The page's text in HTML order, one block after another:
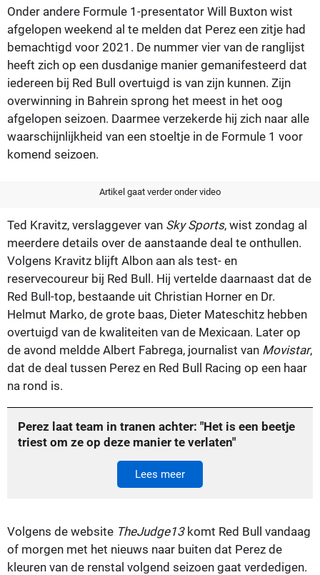
Onder andere Formule 1-presentator Will Buxton wist
afgelopen weekend al te melden dat Perez een zitje had
bemachtigd voor 2021. De nummer vier van de ranglijst
heeft zich op een dusdanige manier gemanifesteerd dat
iedereen bij Red Bull overtuigd is van zijn kunnen. Zijn
overwinning in Bahrein sprong het meest in het oog
afgelopen seizoen. Daarmee verzekerde hij zich naar alle
waarschijnlijkheid van een stoeltje in de Formule 1 voor
komend seizoen.
Artikel gaat verder onder video
Ted Kravitz, verslaggever van Sky Sports, wist zondag al
meerdere details over de aanstaande deal te onthullen.
Volgens Kravitz blijft Albon aan als test- en
reservecoureur bij Red Bull. Hij vertelde daarnaast dat de
Red Bull-top, bestaande uit Christian Horner en Dr.
Helmut Marko, de grote baas, Dieter Mateschitz hebben
overtuigd van de kwaliteiten van de Mexicaan. Later op
de avond meldde Albert Fabrega, journalist van Movistar,
dat de deal tussen Perez en Red Bull Racing op een haar
na rond is.
Perez laat team in tranen achter: "Het is een beetje
triest om ze op deze manier te verlaten"
Lees meer
Volgens de website TheJudge13komt Red Bull vandaag
of morgen met het nieuws naar buiten dat Perez de
kleuren van de renstal volgend seizoen gaat verdedigen.